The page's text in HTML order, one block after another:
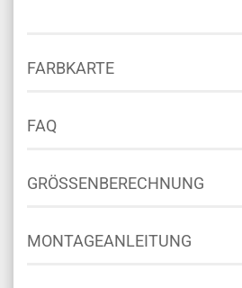
FARBKARTE
FAQ
GRÖSSENBERECHNUNG
MONTAGEANLEITUNG